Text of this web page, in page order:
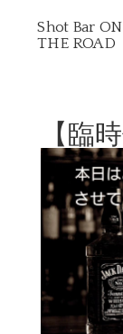
Shot Bar ON
THE ROAD
【臨